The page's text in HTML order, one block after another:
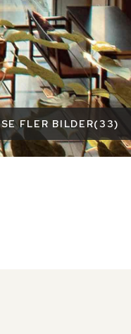
SE FLER BILDER( 33)